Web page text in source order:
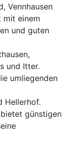
Vennhausen
mit einem
und guten
und Itter.
umliegenden
Hellerhof.
günstigen